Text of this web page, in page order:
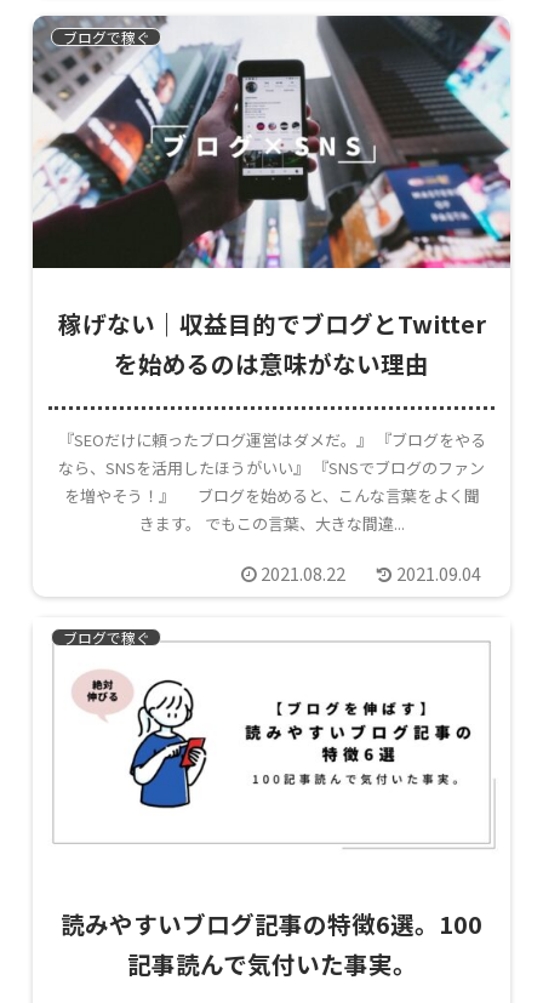
ブログで稼ぐ
稼げない｜収益目的でブログとTwitter
を始めるのは意味がない理由
『SEOだけに頼ったブログ運営はダメだ。』 『ブログをやる
なら、SNSを活用したほうがいい』 『SNSでブログのファン
を増やそう！』 ブログを始めると、こんな言葉をよく聞
きます。 でもこの言葉、大きな間違...
2021.08.22 2021.09.04
ブログで稼ぐ
読みやすいブログ記事の特徴6選。100
記事読んで気付いた事実。